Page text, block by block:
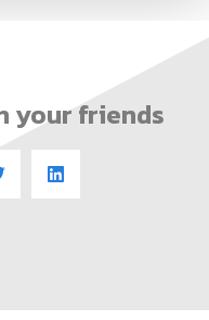
your friends